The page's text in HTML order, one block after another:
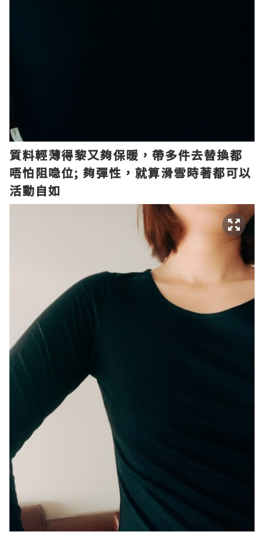
質料輕薄得黎又夠保暖 ，帶多件去替換都
唔怕阻喼位; 夠彈性，就算滑雪時著都可以
活動自如